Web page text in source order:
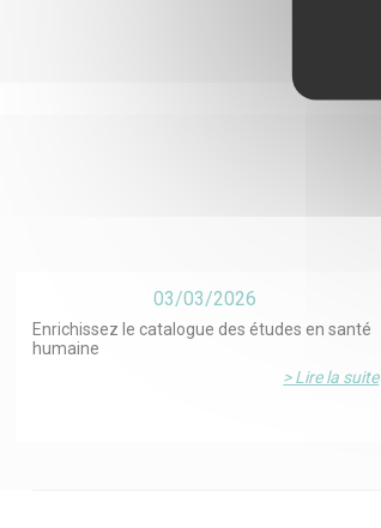
03/03/2026
Enrichissez le catalogue des études en santé
humaine
> Lire la suite